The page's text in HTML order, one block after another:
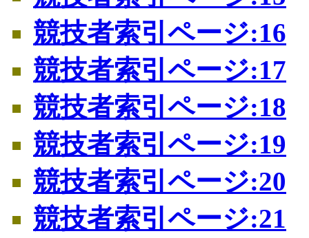
競技者索引ページ:16
競技者索引ページ:17
競技者索引ページ:18
競技者索引ページ:19
競技者索引ページ:20
競技者索引ページ:21